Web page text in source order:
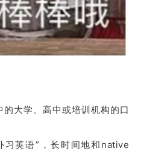
大学、高中或培训机构的口
英语”，长时间地和native